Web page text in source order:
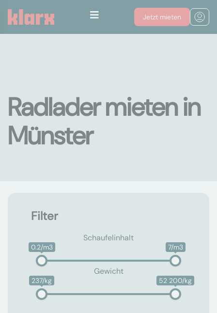
Jetzt mieten
Radlader mieten in
Münster
Filter
Schaufelinhalt
0.2/m3 7/m3
Gewicht
237/kg 52 200/kg